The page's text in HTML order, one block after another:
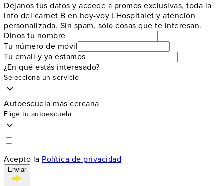
Déjanos tus datos y accede a promos exclusivas, toda la
info del carnet B en hoy-voy L'Hospitalet y atención
personalizada. Sin spam, sólo cosas que te interesan.
Dinos tu nombre
Tu número de móvil
Tu email y ya estamos
¿En qué estás interesado?
Selecciona un servicio
Autoescuela más cercana
Elige tu autoescuela
Acepto la Política de privacidad
Enviar